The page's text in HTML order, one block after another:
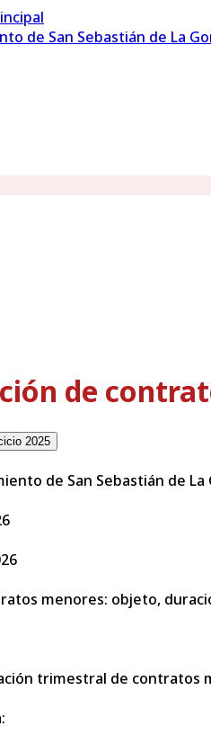
de
2025
de San Sebastián de La
menores: objeto,
trimestral de contratos